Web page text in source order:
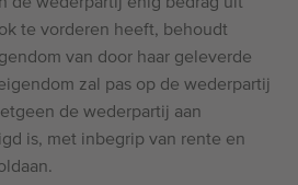
te vorderen heeft, behoudt
van door haar geleverde
zal pas op de wederpartij
de wederpartij aan
is, met inbegrip van rente en